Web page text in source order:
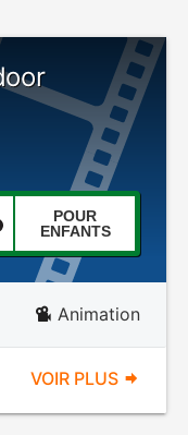
POUR
ENFANTS
Animation
VOIR PLUS